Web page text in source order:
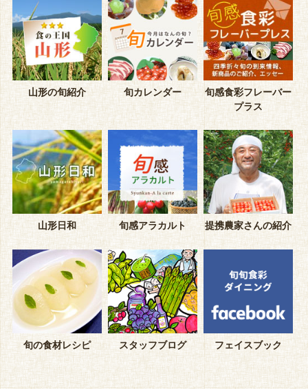
山形の旬紹介 旬カレンダー
旬感食彩フレーバー
プラス
山形日和 旬感アラカルト 提携農家さんの紹介
旬の食材レシピ スタッフブログ フェイスブック